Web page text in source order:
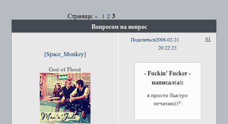
Вопросом на вопрос
Страница: « 1 2 3
Поделиться 61
2008-02-21
20:22:23
[Space_Monkey]
God of Flood
- Fuckin' Fucker -
написал(а):
я просто быстро
печатаю))*